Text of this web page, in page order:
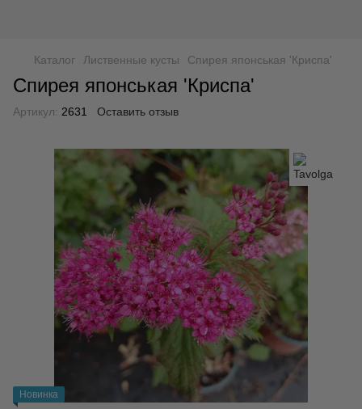
Каталог Лиственные кусты Спирея японськая 'Криспа'
Спирея японськая 'Криспа'
Артикул: 2631 Оставить отзыв
Новинка